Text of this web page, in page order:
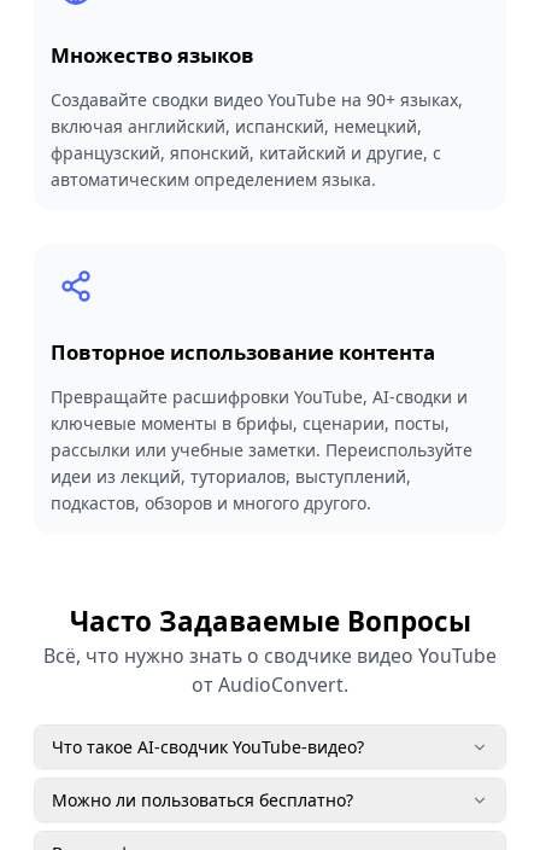
Множество языков
Создавайте сводки видео YouTube на 90+ языках,
включая английский, испанский, немецкий,
французский, японский, китайский и другие, с
автоматическим определением языка.
Повторное использование контента
Превращайте расшифровки YouTube, AI-сводки и
ключевые моменты в брифы, сценарии, посты,
рассылки или учебные заметки. Переиспользуйте
идеи из лекций, туториалов, выступлений,
подкастов, обзоров и многого другого.
Часто Задаваемые Вопросы
Всё, что нужно знать о сводчике видео YouTube
от AudioConvert.
Что такое AI-сводчик YouTube-видео?
Можно ли пользоваться бесплатно?